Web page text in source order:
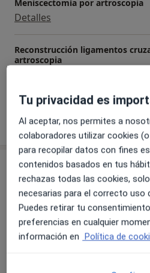
Meniscectomía por artroscopia
Detalles
Reconstrucción ligamentos
artroscopia
¿Cómo funcionan los
Consultas (3)
Dirección 1 Dirección 2
Complejo Hospitalario
Tu privacidad es
Al aceptar, nos permites a
colaboradores utilizar cookies
para recopilar datos con fines
contenidos basados en tus
rechazas todas las cookies,
necesarias para el correcto uso
Puedes retirar tu
preferencias en cualquier
información en Política de